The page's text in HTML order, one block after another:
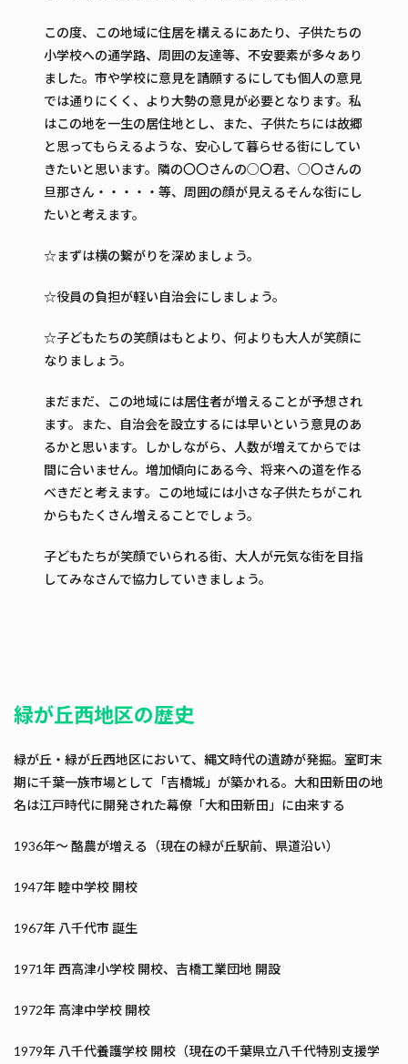
この度、この地域に住居を構えるにあたり、子供たちの
小学校への通学路、周囲の友達等、不安要素が多々あり
ました。市や学校に意見を請願するにしても個人の意見
では通りにくく、より大勢の意見が必要となります。私
はこの地を一生の居住地とし、また、子供たちには故郷
と思ってもらえるような、安心して暮らせる街にしてい
きたいと思います。隣の〇〇さんの○〇君、○〇さんの
旦那さん・・・・・等、周囲の顔が見えるそんな街にし
たいと考えます。
☆まずは横の繋がりを深めましょう。
☆役員の負担が軽い自治会にしましょう。
☆子どもたちの笑顔はもとより、何よりも大人が笑顔に
なりましょう。
まだまだ、この地域には居住者が増えることが予想され
ます。また、自治会を設立するには早いという意見のあ
るかと思います。しかしながら、人数が増えてからでは
間に合いません。増加傾向にある今、将来への道を作る
べきだと考えます。この地域には小さな子供たちがこれ
からもたくさん増えることでしょう。
子どもたちが笑顔でいられる街、大人が元気な街を目指
してみなさんで協力していきましょう。
緑が丘西地区の歴史
緑が丘・緑が丘西地区において、縄文時代の遺跡が発掘。室町末
期に千葉一族市場として「吉橋城」が築かれる。大和田新田の地
名は江戸時代に開発された幕僚「大和田新田」に由来する
1936年～ 酪農が増える（現在の緑が丘駅前、県道沿い）
1947年 睦中学校 開校
1967年 八千代市 誕生
1971年 西高津小学校 開校、吉橋工業団地 開設
1972年 高津中学校 開校
1979年 八千代養護学校 開校（現在の千葉県立八千代特別支援学